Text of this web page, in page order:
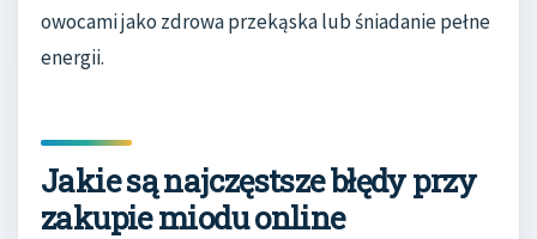
owocami jako zdrowa przekąska lub śniadanie pełne
energii.
Jakie są najczęstsze błędy przy
zakupie miodu online